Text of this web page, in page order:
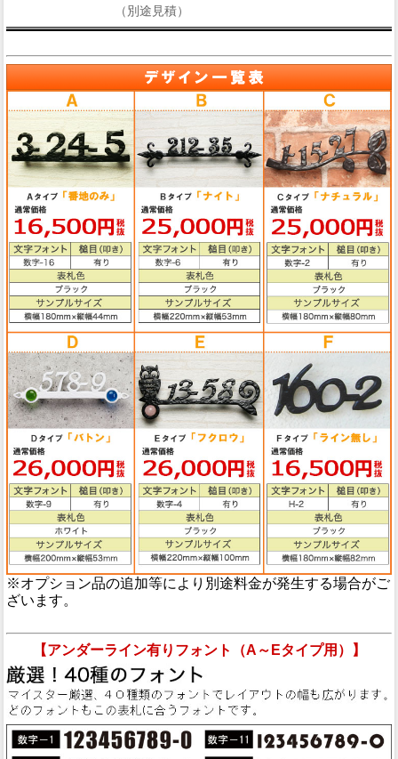
（別途見積）
※オプション品の追加等により別途料金が発生する場合がご
ざいます。
【アンダーライン有りフォント（A～Eタイプ用）】